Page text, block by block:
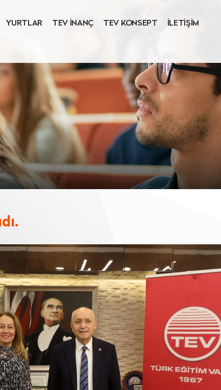
YURTLAR TEV İNANÇ TEV KONSEPT İLETİŞİM